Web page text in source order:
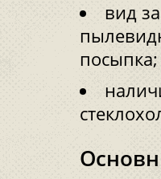
вид
посыпка;